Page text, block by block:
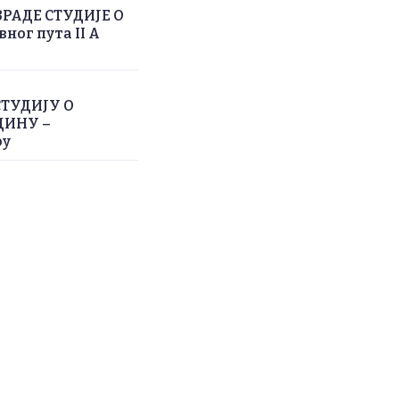
СТУДИЈЕ О
пута II A
О
–